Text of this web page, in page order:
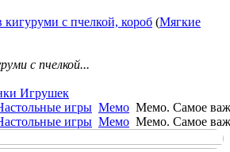
кигуруми с пчелкой, короб (Мягкие
с пчелкой...
Игрушек
игры Мемо Мемо. Самое
игры Мемо Мемо. Самое